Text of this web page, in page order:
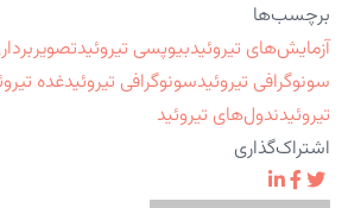
برچسب‌ها
آزمایش‌های تیروئیدبیوپسی تیروئید
سونوگرافی تیروئیدسونوگرافی تیروئیدغده
تیروئیدندول‌های تیروئید
اشتراک‌گذاری